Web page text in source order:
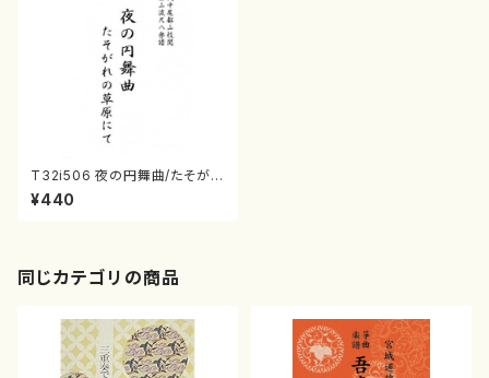
T32i506 夜の円舞曲/たそがれ
の草原にて（尺八/坂本勉 /楽
譜）都山流公刊楽譜曲番:2215
¥440
同じカテゴリの商品